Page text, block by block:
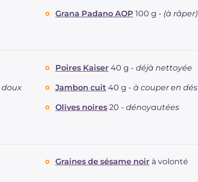
Grana Padano AOP 100 g - (à râper)
Poires Kaiser 40 g - déjà nettoyée
doux Jambon cuit 40 g - à couper en dés
Olives noires 20 - dénoyautées
Graines de sésame noir à volonté